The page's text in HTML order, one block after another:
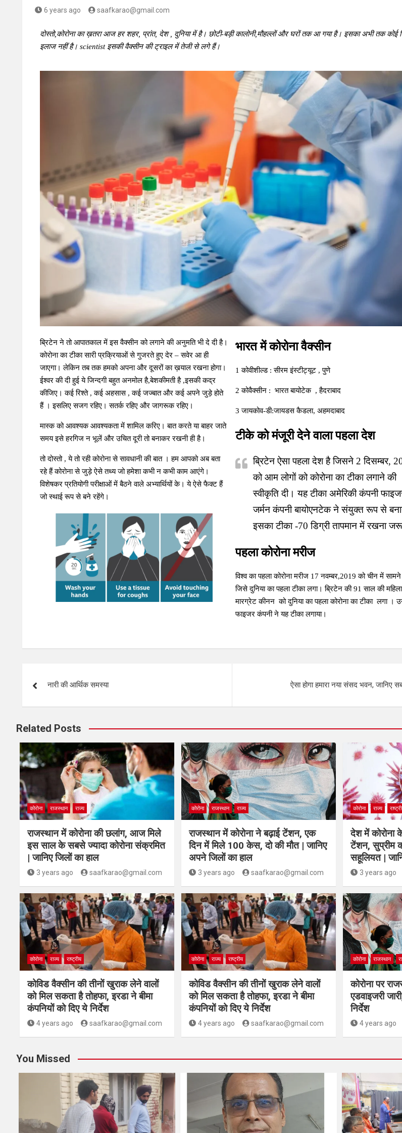
6 years ago saafkarao@gmail.com
दोस्तो,कोरोना का ख़तरा आज हर शहर, प्रांत, देश , दुनिया में है। छोटी-बड़ी कालोनी,मौहल्लों और घरों तक आ गया है। इसका अभी तक कोई
इलाज नहीं है। scientist इसकी वैक्सीन की ट्राइल में तेजी से लगे हैं।
ब्रिटेन ने तो आपातकाल में इस वैक्सीन को लगाने की अनुमति भी दे दी है।
कोरोना का टीका सारी प्रक्रियाओं से गुजरते हुए देर – सवेर आ ही
जाएगा। लेकिन तब तक हमको अपना और दूसरों का ख़याल रखना होगा।
ईश्वर की दी हुई ये जिन्दगी बहुत अनमोल है,बेशकीमती है ,इसकी कद्र
कीजिए। कई रिश्ते , कई अहसास , कई जज्बात और कई अपने जुड़े होते
हैं । इसलिए सजग रहिए। सतर्क रहिए और जागरूक रहिए।
मास्क को आवश्यक आवश्यकता में शामिल करिए। बात करते या बाहर जाते
समय इसे हरगिज न भूलें और उचित दूरी तो बनाकर रखनी ही है।
तो दोस्तो , ये तो रही कोरोना से सावधानी की बात । हम आपको अब बता
रहे हैं कोरोना से जुड़े ऐसे तथ्य जो हमेशा कभी न कभी काम आएंगे।
विशेषकर प्रतियोगी परीक्षाओं में बैठने वाले अभ्यार्थियों के। ये ऐसे फैक्ट हैं
जो स्थाई रूप से बने रहेंगे।
भारत में कोरोना वैक्सीन
1 कोवीशील्ड : सीरम इंस्टीट्यूट , पुणे
2 कोवैक्सीन : भारत बायोटेक , हैदराबाद
3 जायकोव-डी:जायडस कैडला, अहमदाबाद
टीके को मंजूरी देने वाला पहला देश
ब्रिटेन ऐसा पहला देश है जिसने 2 दिसम्बर,
को आम लोगों को कोरोना का टीका लगाने की
स्वीकृति दी। यह टीका अमेरिकी कंपनी
जर्मन कंपनी बायोएनटेक ने संयुक्त रूप से
इसका टीका -70 डिग्री तापमान में रखना
पहला कोरोना मरीज
विश्व का पहला कोरोना मरीज 17 नवम्बर,2019 को चीन में
जिसे दुनिया का पहला टीका लगा।ब्रिटेन की 91 साल की महिला
मारग्रेट कीनन को दुनिया का पहला कोरोना का टीका लगा ।
फाइजर कंपनी ने यह टीका लगाया।
नारी की आर्थिक समस्या ऐसा होगा हमारा नया संसद भवन, जानिए
Related Posts
कोरोना राजस्थान राज्य
राजस्थान में कोरोना की छलांग, आज मिले
इस साल के सबसे ज्यादा कोरोना संक्रमित
| जानिए जिलों का हाल
3 years ago saafkarao@gmail.com
कोरोना राजस्थान राज्य
राजस्थान में कोरोना ने बढ़ाई टेंशन, एक
दिन में मिले 100 केस, दो की मौत | जानिए
अपने जिलों का हाल
3 years ago saafkarao@gmail.com
कोरोना राज्य
देश में कोरोना
टेंशन, सुप्रीम
सहूलियत |
3 years ago
कोरोना राज्य राष्ट्रीय
कोविड वैक्सीन की तीनों खुराक लेने वालों
को मिल सकता है तोहफा, इरडा ने बीमा
कंपनियों को दिए ये निर्देश
4 years ago saafkarao@gmail.com
कोरोना राज्य राष्ट्रीय
कोविड वैक्सीन की तीनों खुराक लेने वालों
को मिल सकता है तोहफा, इरडा ने बीमा
कंपनियों को दिए ये निर्देश
4 years ago saafkarao@gmail.com
कोरोना राजस्थान
कोरोना पर
एडवाइजरी
निर्देश
4 years ago
You Missed